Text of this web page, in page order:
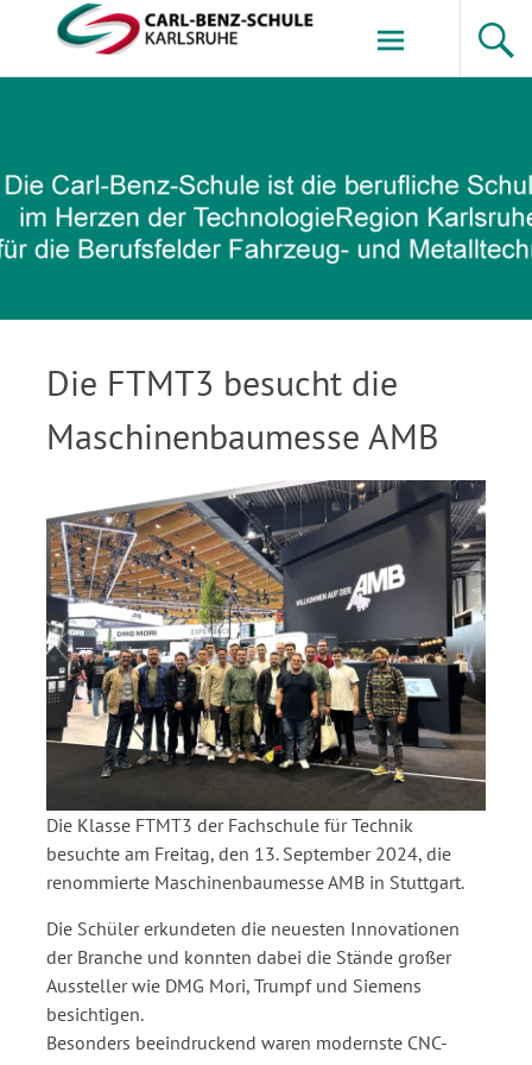
Zum
Inhalt
springen
Die FTMT3 besucht die
Maschinenbaumesse AMB
Die Klasse FTMT3 der Fachschule für Technik
besuchte am Freitag, den 13. September 2024, die
renommierte Maschinenbaumesse AMB in Stuttgart.
Die Schüler erkundeten die neuesten Innovationen
der Branche und konnten dabei die Stände großer
Aussteller wie DMG Mori, Trumpf und Siemens
besichtigen.
Besonders beeindruckend waren modernste CNC-